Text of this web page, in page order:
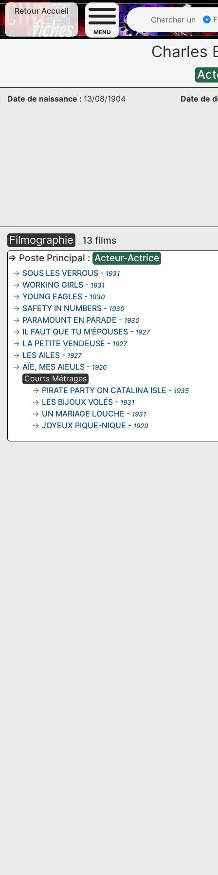
Retour Accueil
MENU
Chercher un
Charles
Date de naissance : 13/08/1904 Date de
Filmographie : 13 films
=> Poste Principal : Acteur-Actrice
SOUS LES VERROUS - 1931
WORKING GIRLS - 1931
YOUNG EAGLES - 1930
SAFETY IN NUMBERS - 1930
PARAMOUNT EN PARADE - 1930
IL FAUT QUE TU M'ÉPOUSES - 1927
LA PETITE VENDEUSE - 1927
LES AILES - 1927
AÏE, MES AIEULS - 1926
Courts Métrages
PIRATE PARTY ON CATALINA ISLE - 1935
LES BIJOUX VOLÉS - 1931
UN MARIAGE LOUCHE - 1931
JOYEUX PIQUE-NIQUE - 1929